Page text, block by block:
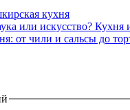
кухня
или искусство? Кухня
от чили и сальсы до